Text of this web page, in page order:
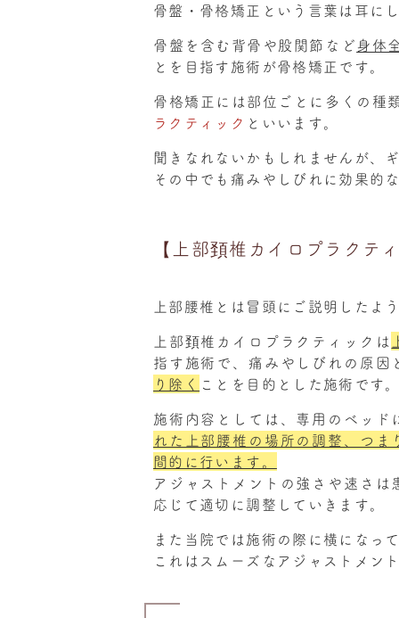
骨盤・骨格矯正という言葉は耳に
骨盤を含む背骨や股関節など身体
とを目指す施術が骨格矯正です。
骨格矯正には部位ごとに多くの種
ラクティック といいます。
聞きなれないかもしれませんが、
その中でも痛みやしびれに効果的
【上部頚椎カイロプラクテ
上部腰椎とは冒頭にご説明したよ
上部頚椎カイロプラクティックは
指す施術で、痛みやしびれの原因
り除く ことを目的とした施術です
施術内容としては、専用のベッド
れた上部腰椎の場所の調整、つ
間的に行います。
アジャストメントの強さや速さ
応じて適切に調整していきます。
また当院では施術の際に横になっ
これはスムーズなアジャストメン